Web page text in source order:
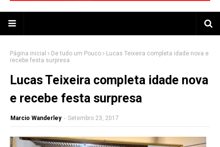
Página inicial De tudo um Pouco
Lucas Teixeira completa idade nova e
recebe festa surpresa
Lucas Teixeira completa idade nova
e recebe festa surpresa
Marcio Wanderley - Setembro 23, 2017